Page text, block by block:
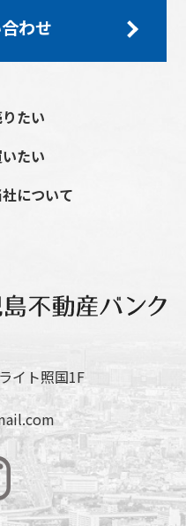
わせ
たい
いたい
について
イト照国1F